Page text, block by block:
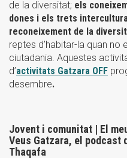
de la diversitat; els
dones i els trets
reconeixement de la
reptes d’habitar-la quan
ciutadania. Aquestes
d’activitats Gatzara OFF
desembre.
Jovent i comunitat | El
Veus Gatzara, el podcast
Thaqafa